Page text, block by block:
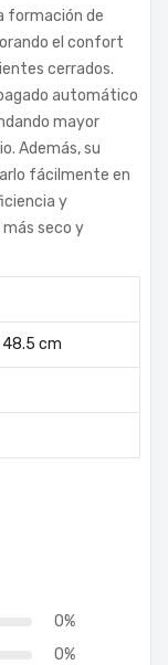
formación de
el confort
cerrados.
automático
mayor
Además, su
fácilmente en
y
seco y
48.5 cm
0%
0%